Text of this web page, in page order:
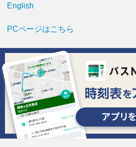
English
PCページはこちら